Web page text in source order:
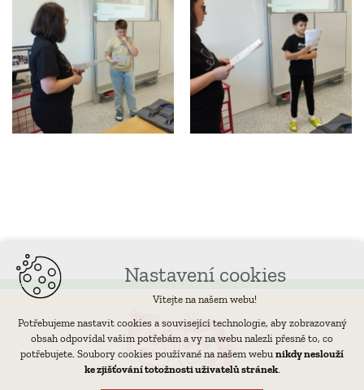
Nastavení cookies
Vítejte na našem webu!
Potřebujeme nastavit cookies a související technologie, aby zobrazovaný
obsah odpovídal vašim potřebám a vy na webu nalezli přesně to, co
potřebujete. Soubory cookies používané na našem webu nikdy neslouží
ke zjišťování totožnosti uživatelů stránek.